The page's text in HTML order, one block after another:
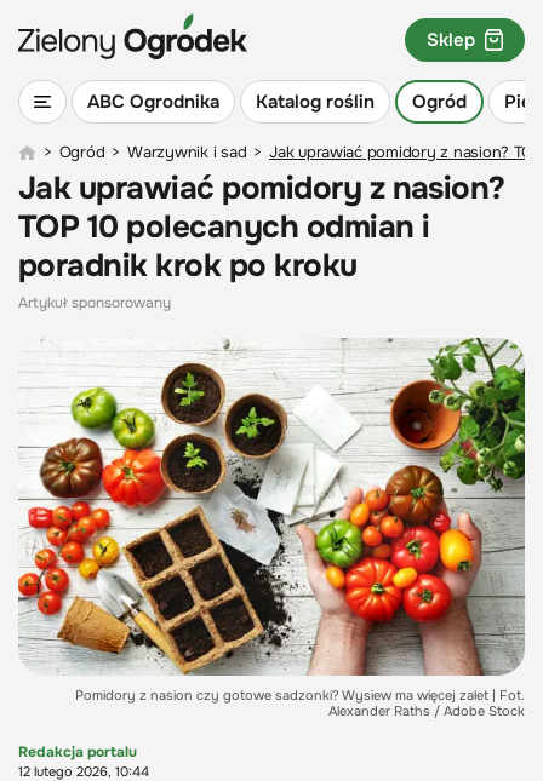
ABC Ogrodnika Katalog roślin Ogród
Sklep
> Ogród > Warzywnik i sad > Jak uprawiać pomidory z nasion?
Jak uprawiać pomidory z nasion?
TOP 10 polecanych odmian i
poradnik krok po kroku
Artykuł sponsorowany
Pomidory z nasion czy gotowe sadzonki? Wysiew ma więcej zalet | Fot.
Alexander Raths / Adobe Stock
Redakcja portalu
12 lutego 2026, 10:44